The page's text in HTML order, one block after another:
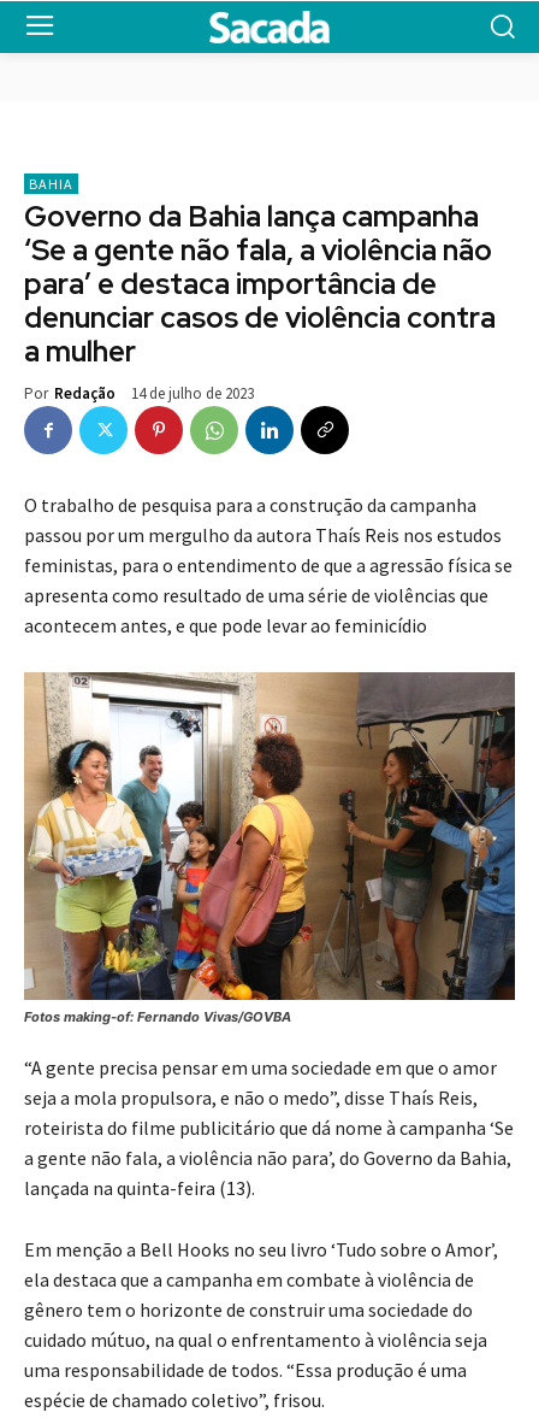
BAHIA
Governo da Bahia lança campanha
‘Se a gente não fala, a violência não
para’ e destaca importância de
denunciar casos de violência contra
a mulher
Por Redação 14 de julho de 2023
O trabalho de pesquisa para a construção da campanha
passou por um mergulho da autora Thaís Reis nos estudos
feministas, para o entendimento de que a agressão física se
apresenta como resultado de uma série de violências que
acontecem antes, e que pode levar ao feminicídio
Fotos making-of: Fernando Vivas/GOVBA
“A gente precisa pensar em uma sociedade em que o amor
seja a mola propulsora, e não o medo”, disse Thaís Reis,
roteirista do filme publicitário que dá nome à campanha ‘Se
a gente não fala, a violência não para’, do Governo da Bahia,
lançada na quinta-feira (13).
Em menção a Bell Hooks no seu livro ‘Tudo sobre o Amor’,
ela destaca que a campanha em combate à violência de
gênero tem o horizonte de construir uma sociedade do
cuidado mútuo, na qual o enfrentamento à violência seja
uma responsabilidade de todos. “Essa produção é uma
espécie de chamado coletivo”, frisou.